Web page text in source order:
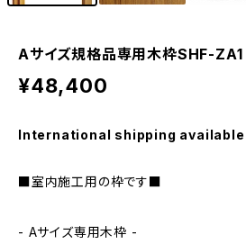
Aサイズ規格品専用木枠SHF-ZA1
¥48,400
International shipping available
■室内施工用の枠です■
- Aサイズ専用木枠 -